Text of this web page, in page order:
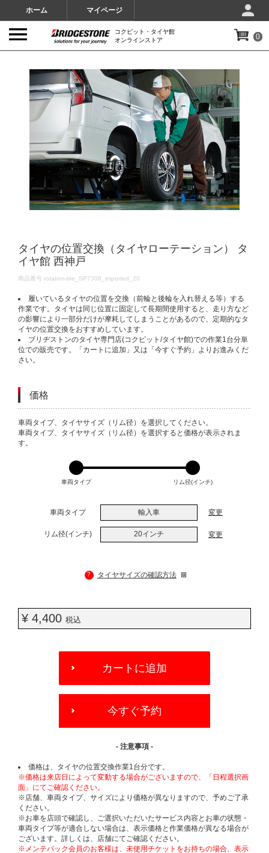
ホーム マイページ
コクピット・タイヤ館
オンラインストア
0
タイヤの位置交換（タイヤローテーション） タ
イヤ館 西神戸
DETAILS
商品番号 rotation-tire_SP7308_imported_20
履いているタイヤの位置を交換（前輪と後輪を入れ替える等）する
作業です。タイヤは同じ位置に固定して長期間使用すると、走り方など
の影響により一部分だけが摩耗してしまうことがあるので、定期的なタ
イヤの位置交換をおすすめしています。
ブリヂストンのタイヤ専門店(コクピット/タイヤ館)での作業1台分単
位での販売です。「カートに追加」又は「今すぐ予約」よりお進みくだ
さい。
価格
VARIATIONS
車両タイプ、タイヤサイズ（リム径）を選択してください。
車両タイプ、タイヤサイズ（リム径）を選択すると価格が表示されま
す。
車両タイプ リム径(インチ)
車両タイプ 輸入車 変更
リム径(インチ) 20インチ 変更
? タイヤサイズの確認方法
¥ 4,400 税込
OPTIONS
カートに追加
今すぐ予約
- 注意事項 -
価格は、タイヤの位置交換作業1台分です。
※価格は来店日によって変動する場合がございますので、「日程選択画
面」にてご確認ください。
※店舗、車両タイプ、サイズにより価格が異なりますので、予めご了承
ください。
※お車を店頭で確認し、ご選択いただいたサービス内容とお車の状態・
車両タイプ等が適合しない場合は、表示価格と作業価格が異なる場合が
ございます。詳しくは、店舗にてご確認ください。
※メンテパック会員のお客様は、未使用チケットをお持ちの場合、表示